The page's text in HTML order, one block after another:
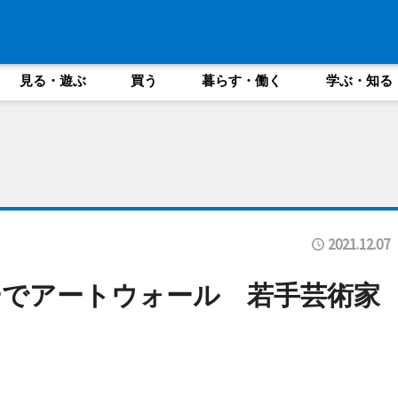
見る・遊ぶ 買う 暮らす・働く 学ぶ・知る
2021.12.07
アートウォール 若手芸術家